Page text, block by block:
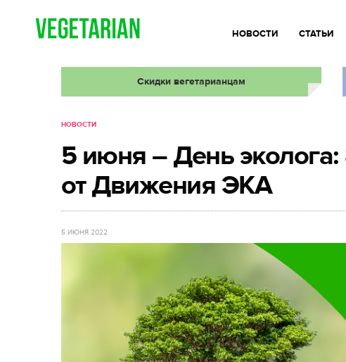
НОВОСТИ СТАТЬИ
Скидки вегетарианцам
НОВОСТИ
5 июня – День эколога:
от Движения ЭКА
5 ИЮНЯ 2022